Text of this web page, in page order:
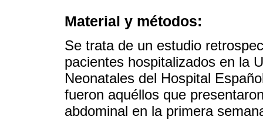
Material y métodos:
Se trata de un estudio
pacientes hospitalizados en la
Neonatales del Hospital
fueron aquéllos que
abdominal en la primera